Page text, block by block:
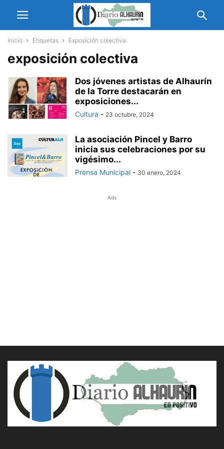
Inicio Etiquetas Exposición colectiva
exposición colectiva
Dos jóvenes artistas de Alhaurín
de la Torre destacarán en
exposiciones...
Cultura - 23 octubre, 2024
La asociación Pincel y Barro
inicia sus celebraciones por su
vigésimo...
Prensa Municipal - 30 enero, 2024
Ads